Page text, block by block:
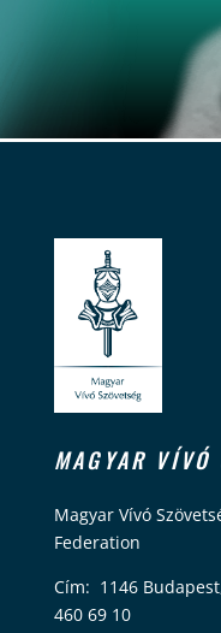
MAGYAR VÍVÓ
Magyar Vívó
Federation
Cím: 1146
460 69 10